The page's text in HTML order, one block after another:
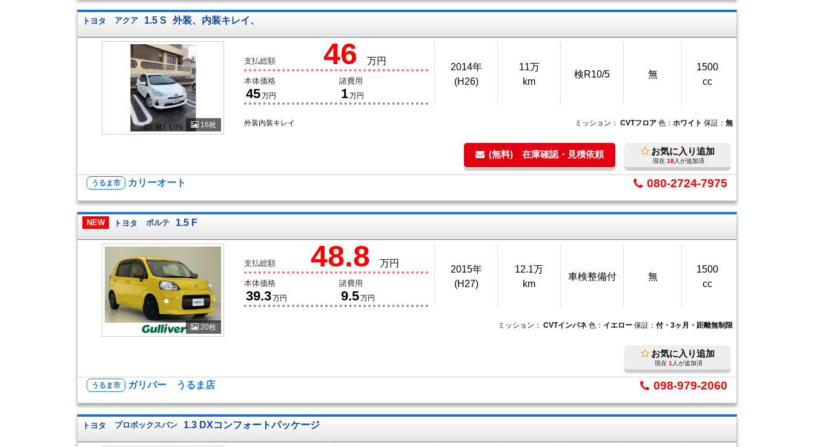
トヨタ アクア 1.5 S 外装、内装キレイ、
16枚
支払総額 46 万円
本体価格
45万円
諸費用
1万円
2014年
(H26)
11万
km
検R10/5 無
1500
cc
外装内装キレイ ミッション： CVTフロア 色： ホワイト 保証： 無
(無料) 在庫確認・見積依頼 お気に入り追加
現在 18人が追加済
うるま市 カリーオート 080-2724-7975
NEW トヨタ ポルテ 1.5 F
20枚
支払総額 48.8 万円
本体価格
39.3万円
諸費用
9.5万円
2015年
(H27)
12.1万
km
車検整備付 無
1500
cc
ミッション： CVTインパネ 色： イエロー 保証： 付・3ヶ月・距離無制限
お気に入り追加
現在 1 人が追加済
うるま市 ガリバー うるま店 098-979-2060
トヨタ プロボックスバン 1.3 DXコンフォートパッケージ